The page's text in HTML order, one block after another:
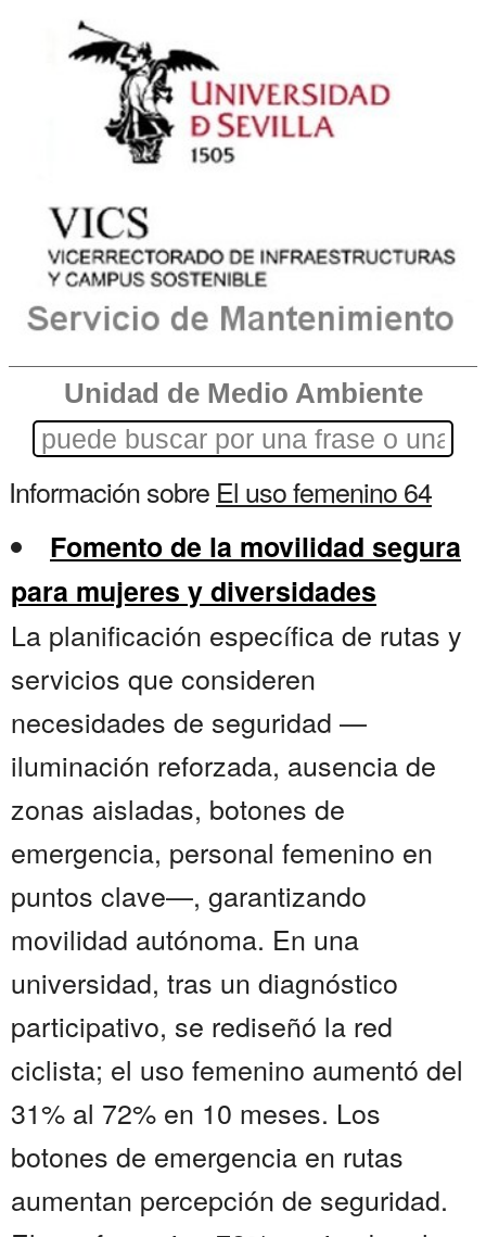
Unidad de Medio Ambiente
Información sobre El uso femenino 64
Fomento de la movilidad segura
para mujeres y diversidades
La planificación específica de rutas y
servicios que consideren
necesidades de seguridad —
iluminación reforzada, ausencia de
zonas aisladas, botones de
emergencia, personal femenino en
puntos clave—, garantizando
movilidad autónoma. En una
universidad, tras un diagnóstico
participativo, se rediseñó la red
ciclista; el uso femenino aumentó del
31% al 72% en 10 meses. Los
botones de emergencia en rutas
aumentan percepción de seguridad.